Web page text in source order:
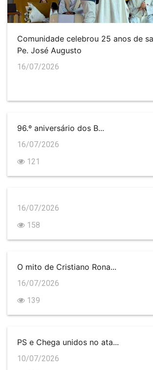
Comunidade celebrou 25 anos de
Pe. José Augusto
16/07/2026
96.º aniversário dos B...
16/07/2026
121
16/07/2026
158
O mito de Cristiano Rona...
16/07/2026
139
PS e Chega unidos no ata...
10/07/2026